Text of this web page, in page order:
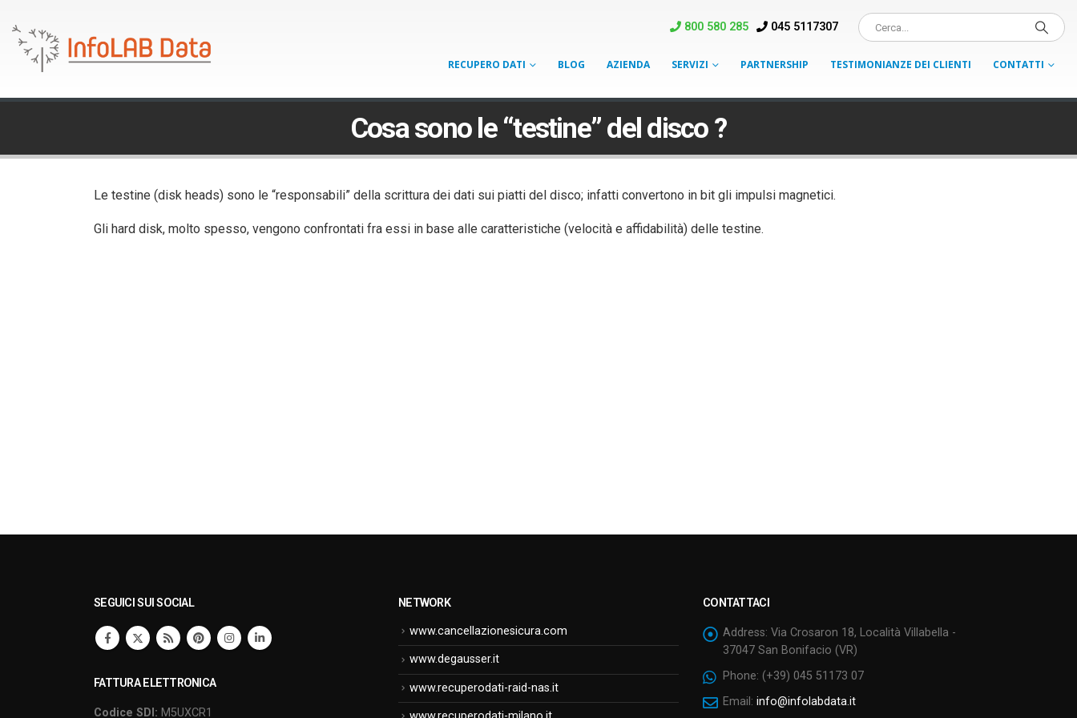
800 580 285 045 5117307
RECUPERO DATI BLOG AZIENDA SERVIZI PARTNERSHIP TESTIMONIANZE DEI CLIENTI CONTATTI
Cosa sono le “testine” del disco ?
Le testine (disk heads) sono le “responsabili” della scrittura dei dati sui piatti del disco; infatti convertono in bit gli impulsi magnetici.
Gli hard disk, molto spesso, vengono confrontati fra essi in base alle caratteristiche (velocità e affidabilità) delle testine.
SEGUICI SUI SOCIAL
FATTURA ELETTRONICA
Codice SDI: M5UXCR1
NETWORK
www.cancellazionesicura.com
www.degausser.it
www.recuperodati-raid-nas.it
CONTATTACI
Address: Via Crosaron 18, Località Villabella -
37047 San Bonifacio (VR)
Phone: (+39) 045 51173 07
Email: info@infolabdata.it